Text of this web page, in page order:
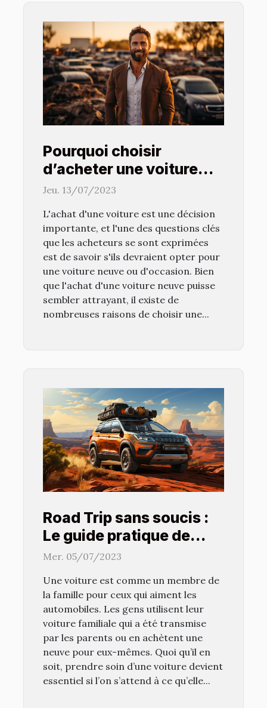
Pourquoi choisir
d’acheter une voiture
d’occasion ?
Jeu. 13/07/2023
L'achat d'une voiture est une décision
importante, et l'une des questions clés
que les acheteurs se sont exprimées
est de savoir s'ils devraient opter pour
une voiture neuve ou d'occasion. Bien
que l'achat d'une voiture neuve puisse
sembler attrayant, il existe de
nombreuses raisons de choisir une...
Road Trip sans soucis :
Le guide pratique de
l'entretien automobile
tracas
Mer. 05/07/2023
Une voiture est comme un membre de
la famille pour ceux qui aiment les
automobiles. Les gens utilisent leur
voiture familiale qui a été transmise
par les parents ou en achètent une
neuve pour eux-mêmes. Quoi qu’il en
soit, prendre soin d’une voiture devient
essentiel si l’on s’attend à ce qu’elle...